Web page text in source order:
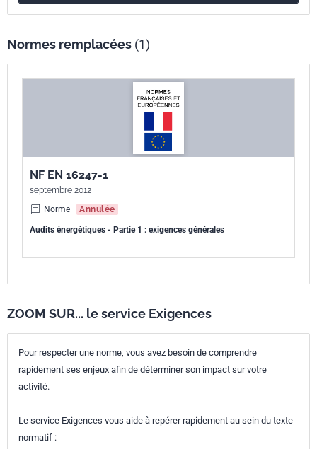
Codes ICS
27.015 Efficacité énergétique. Économies d'énergie en général
EN 16247-1:2022
Normes remplacées (1)
NF EN 16247-1
septembre 2012
Norme
Annulée
Audits énergétiques - Partie 1 : exigences générales
ZOOM SUR... le service Exigences
Pour respecter une norme, vous avez besoin de comprendre
rapidement ses enjeux afin de déterminer son impact sur votre
activité.
Le service Exigences vous aide à repérer rapidement au sein du texte
normatif :